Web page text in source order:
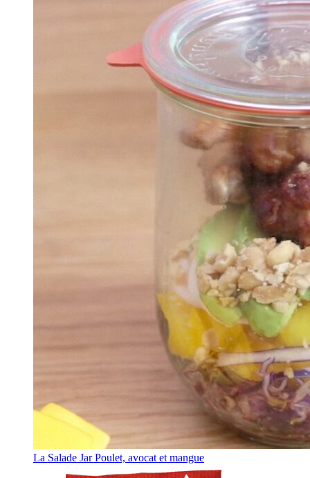
La Salade Jar Poulet, avocat et mangue